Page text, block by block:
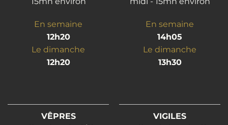
En semaine
12h20
Le dimanche
12h20
En semaine
14h05
Le dimanche
13h30
VÊPRES
VIGILES